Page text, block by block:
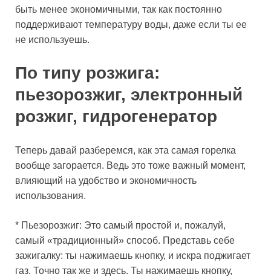
быть менее экономичными, так как постоянно
поддерживают температуру воды, даже если ты ее
не используешь.
По типу розжига:
пьезорозжиг, электронный
розжиг, гидрогенератор
Теперь давай разберемся, как эта самая горелка
вообще загорается. Ведь это тоже важный момент,
влияющий на удобство и экономичность
использования.
* Пьезорозжиг: Это самый простой и, пожалуй,
самый «традиционный» способ. Представь себе
зажигалку: ты нажимаешь кнопку, и искра поджигает
газ. Точно так же и здесь. Ты нажимаешь кнопку,